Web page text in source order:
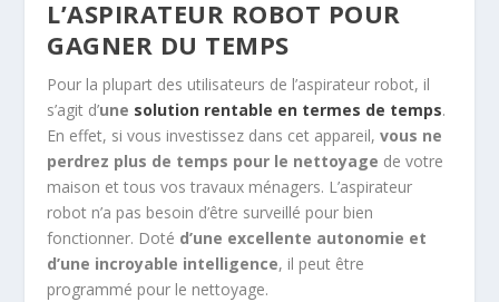
L’ASPIRATEUR ROBOT POUR
GAGNER DU TEMPS
Pour la plupart des utilisateurs de l’aspirateur robot, il
s’agit d’une solution rentable en termes de temps.
En effet, si vous investissez dans cet appareil,vous ne
perdrez plus de temps pour le nettoyage de votre
maison et tous vos travaux ménagers. L’aspirateur
robot n’a pas besoin d’être surveillé pour bien
fonctionner. Doté d’une excellente autonomie et
d’une incroyable intelligence, il peut être
programmé pour le nettoyage.